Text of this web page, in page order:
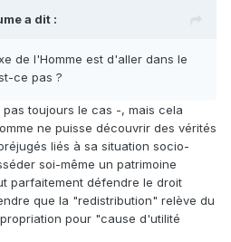
a dit :
de l'Homme est d'aller dans le
ce pas ?
toujours le cas -, mais cela
ne puisse découvrir des vérités
liés à sa situation socio-
soi-même un patrimoine
parfaitement défendre le droit
que la "redistribution" relève du
pour "cause d'utilité